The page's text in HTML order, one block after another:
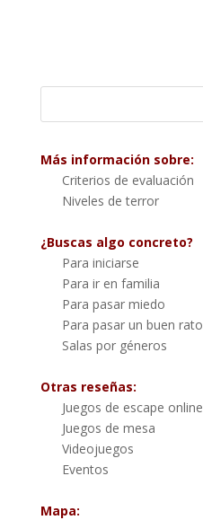
Más información sobre:
Criterios de evaluación
Niveles de terror
¿Buscas algo concreto?
Para iniciarse
Para ir en familia
Para pasar miedo
Para pasar un buen rato
Salas por géneros
Otras reseñas:
Juegos de escape online
Juegos de mesa
Videojuegos
Eventos
Mapa: